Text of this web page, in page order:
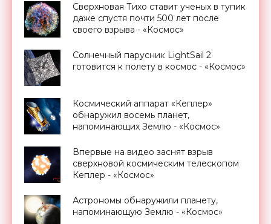
Сверхновая Тихо ставит ученых в тупик
даже спустя почти 500 лет после
своего взрыва - «Космос»
Солнечный парусник LightSail 2
готовится к полету в космос - «Космос»
Космический аппарат «Кеплер»
обнаружил восемь планет,
напоминающих Землю - «Космос»
Впервые на видео заснят взрыв
сверхновой космическим телескопом
Кеплер - «Космос»
Астрономы обнаружили планету,
напоминающую Землю - «Космос»